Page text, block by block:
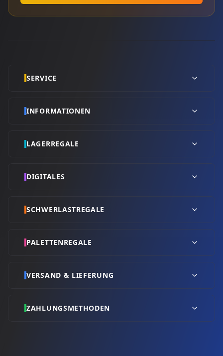
SERVICE
INFORMATIONEN
LAGERREGALE
DIGITALES
SCHWERLASTREGALE
PALETTENREGALE
VERSAND & LIEFERUNG
ZAHLUNGSMETHODEN